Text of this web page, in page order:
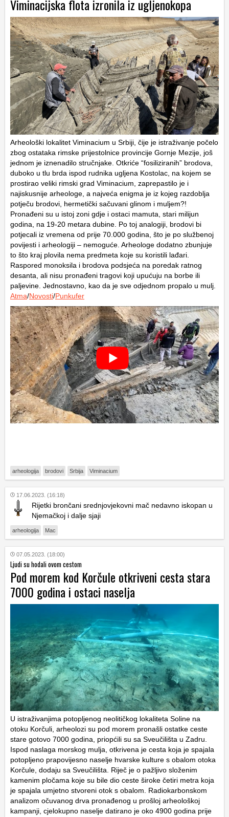
Viminacijska flota izronila iz ugljenokopa
Arheološki lokalitet Viminacium u Srbiji, čije je istraživanje počelo
zbog ostataka rimske prijestolnice provincije Gornje Mezije, još
jednom je iznenadilo stručnjake. Otkriće “fosiliziranih” brodova,
duboko u tlu brda ispod rudnika ugljena Kostolac, na kojem se
prostirao veliki rimski grad Viminacium, zaprepastilo je i
najiskusnije arheologe, a najveća enigma je iz kojeg razdoblja
potječu brodovi, hermetički sačuvani glinom i muljem?!
Pronađeni su u istoj zoni gdje i ostaci mamuta, stari milijun
godina, na 19-20 metara dubine. Po toj analogiji, brodovi bi
potjecali iz vremena od prije 70.000 godina, što je po službenoj
povijesti i arheologiji – nemoguće. Arheologe dodatno zbunjuje
to što kraj plovila nema predmeta koje su koristili lađari.
Raspored monoksila i brodova podsjeća na poredak ratnog
desanta, ali nisu pronađeni tragovi koji upućuju na borbe ili
paljevine. Jednostavno, kao da je sve odjednom propalo u mulj.
Atma/Novosti/Punkufer
arheologija brodovi Srbija Viminacium
17.06.2023. (16:18)
Rijetki brončani srednjovjekovni mač nedavno iskopan u
Njemačkoj i dalje sjaji
arheologija Mac
07.05.2023. (18:00)
Ljudi su hodali ovom cestom
Pod morem kod Korčule otkriveni cesta stara
7000 godina i ostaci naselja
U istraživanjima potopljenog neolitičkog lokaliteta Soline na
otoku Korčuli, arheolozi su pod morem pronašli ostatke ceste
stare gotovo 7000 godina, priopćili su sa Sveučilišta u Zadru.
Ispod naslaga morskog mulja, otkrivena je cesta koja je spajala
potopljeno prapovijesno naselje hvarske kulture s obalom otoka
Korčule, dodaju sa Sveučilišta. Riječ je o pažljivo složenim
kamenim pločama koje su bile dio ceste široke četiri metra koja
je spajala umjetno stvoreni otok s obalom. Radiokarbonskom
analizom očuvanog drva pronađenog u prošloj arheološkoj
kampanji, cjelokupno naselje datirano je oko 4900 godina prije